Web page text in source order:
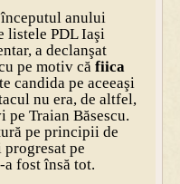
anului
listele PDL Iaşi
a declanşat
pe motiv că fiica
candida pe aceeaşi
nu era, de altfel,
Traian Băsescu.
pe principii de
pe
a fost însă tot.